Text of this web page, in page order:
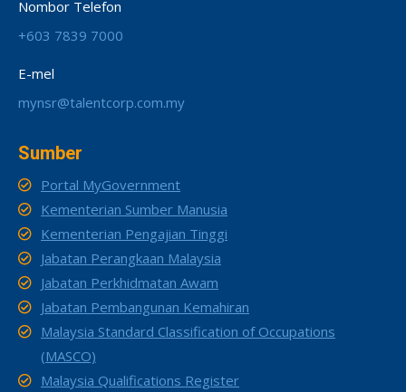
Nombor Telefon
+603 7839 7000
E-mel
mynsr@talentcorp.com.my
Sumber
Portal MyGovernment
Kementerian Sumber Manusia
Kementerian Pengajian Tinggi
Jabatan Perangkaan Malaysia
Jabatan Perkhidmatan Awam
Jabatan Pembangunan Kemahiran
Malaysia Standard Classification of Occupations
(MASCO)
Malaysia Qualifications Register